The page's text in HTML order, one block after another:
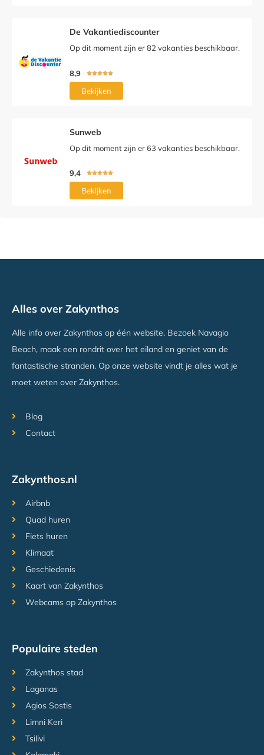
De Vakantiediscounter
Op dit moment zijn er 82 vakanties beschikbaar.
8,9 
Bekijken
Sunweb
Op dit moment zijn er 63 vakanties beschikbaar.
9,4 
Bekijken
Alles over Zakynthos
Alle info over Zakynthos op één website. Bezoek Navagio
Beach, maak een rondrit over het eiland en geniet van de
fantastische stranden. Op onze website vindt je alles wat je
moet weten over Zakynthos.
Blog
Contact
Zakynthos.nl
Airbnb
Quad huren
Fiets huren
Klimaat
Geschiedenis
Kaart van Zakynthos
Webcams op Zakynthos
Populaire steden
Zakynthos stad
Laganas
Agios Sostis
Limni Keri
Tsilivi